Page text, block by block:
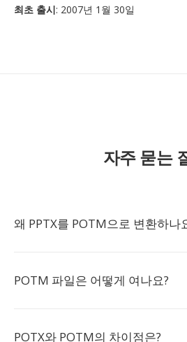
최초 출시: 2007년 1월 30일
자주 묻는
왜 PPTX를 POTM으로 변환하나
POTM 파일은 어떻게 여나요?
POTX와 POTM의 차이점은?